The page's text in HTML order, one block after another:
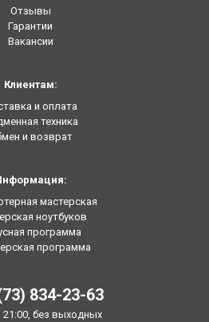
Отзывы
Гарантии
Вакансии
Клиентам:
и оплата
техника
и возврат
мастерская
ноутбуков
программа
программа
834-23-63
21:00, без выходных